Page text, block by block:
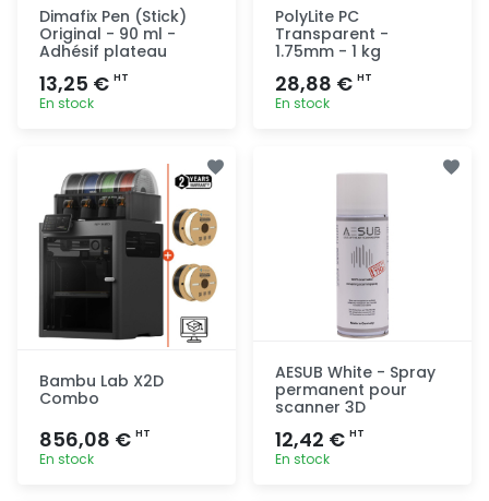
Dimafix Pen (Stick)
Original - 90 ml -
Adhésif plateau
13,25 € HT
En stock
rapide
PolyLite PC
Transparent -
1.75mm - 1 kg
28,88 € HT
En stock
rapide
Bambu Lab X2D
Combo
856,08 € HT
En stock
AESUB White - Spray
permanent pour
scanner 3D
12,42 € HT
En stock